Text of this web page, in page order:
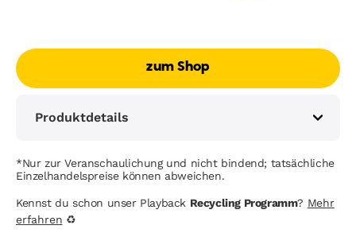
zum Shop
Produktdetails
*Nur zur Veranschaulichung und nicht bindend; tatsächliche
Einzelhandelspreise können abweichen.
Kennst du schon unser Playback Recycling Programm? Mehr
erfahren ♻